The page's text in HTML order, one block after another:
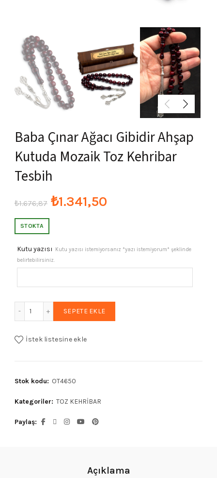
Baba Çınar Ağacı Gibidir Ahşap
Kutuda Mozaik Toz Kehribar
Tesbih
₺1.676,87 Orijinal
₺1.676,87.
₺1.341,50
fiyat:
₺1.341,50.
STOKTA
Kutu yazısı
Kutu yazısı istemiyorsanız *yazı istemiyorum* şeklinde
belirtebilirsiniz.
SEPETE EKLE
İstek listesine ekle
Stok kodu: OT4650
Kategoriler: TOZ KEHRİBAR
Paylaş
Açıklama